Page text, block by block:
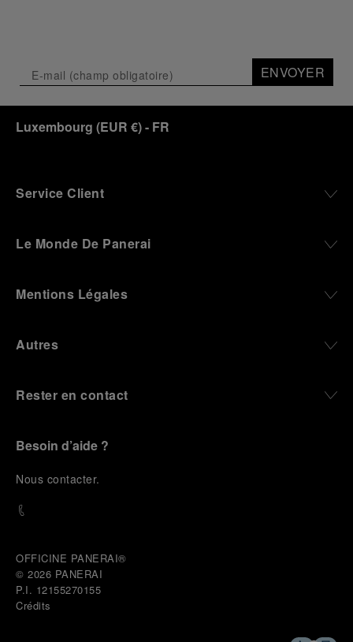
ENVOYER
Luxembourg (EUR €)- FR
Service Client
Le Monde De Panerai
Mentions Légales
Autres
Rester en contact
Besoin d’aide ?
Nous contacter.
OFFICINE PANERAI®
© 2026 PANERAI
P.I. 12155270155
Crédits